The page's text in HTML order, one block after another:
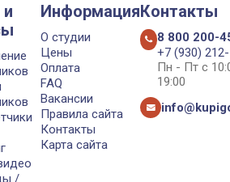
и
/
Информация
О студии
Цены
Оплата
FAQ
Вакансии
Правила сайта
Контакты
Карта сайта
Контакты
8 800 200-
+7 (930)
Пн - Пт с
19:00